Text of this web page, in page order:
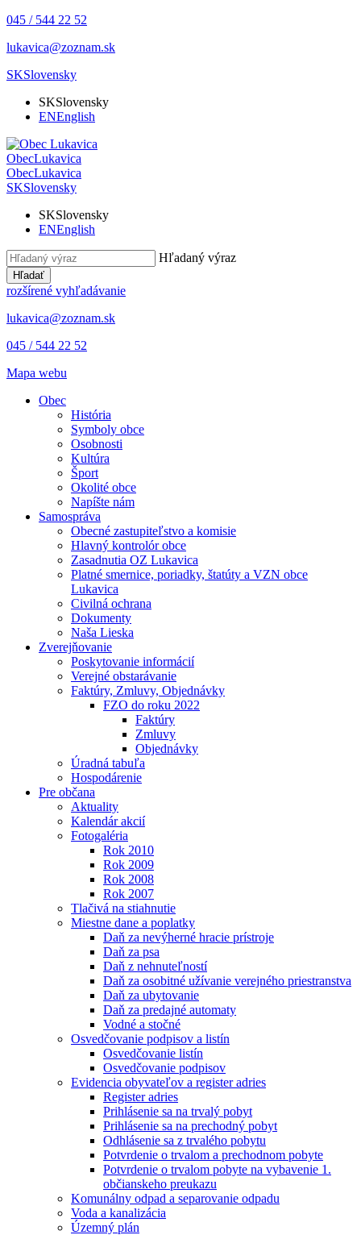
045 / 544 22 52
lukavica@zoznam.sk
SKSlovensky
SKSlovensky
ENEnglish
ObecLukavica
ObecLukavica
SKSlovensky
SKSlovensky
ENEnglish
Hľadaný výraz
Hľadať
rozšírené vyhľadávanie
lukavica@zoznam.sk
045 / 544 22 52
Mapa webu
Obec
História
Symboly obce
Osobnosti
Kultúra
Šport
Okolité obce
Napíšte nám
Samospráva
Obecné zastupiteľstvo a komisie
Hlavný kontrolór obce
Zasadnutia OZ Lukavica
Platné smernice, poriadky, štatúty a VZN obce
Lukavica
Civilná ochrana
Dokumenty
Naša Lieska
Zverejňovanie
Poskytovanie informácií
Verejné obstarávanie
Faktúry, Zmluvy, Objednávky
FZO do roku 2022
Faktúry
Zmluvy
Objednávky
Úradná tabuľa
Hospodárenie
Pre občana
Aktuality
Kalendár akcií
Fotogaléria
Rok 2010
Rok 2009
Rok 2008
Rok 2007
Tlačivá na stiahnutie
Miestne dane a poplatky
Daň za nevýherné hracie prístroje
Daň za psa
Daň z nehnuteľností
Daň za osobitné užívanie verejného priestranstva
Daň za ubytovanie
Daň za predajné automaty
Vodné a stočné
Osvedčovanie podpisov a listín
Osvedčovanie listín
Osvedčovanie podpisov
Evidencia obyvateľov a register adries
Register adries
Prihlásenie sa na trvalý pobyt
Prihlásenie sa na prechodný pobyt
Odhlásenie sa z trvalého pobytu
Potvrdenie o trvalom a prechodnom pobyte
Potvrdenie o trvalom pobyte na vybavenie 1.
občianskeho preukazu
Komunálny odpad a separovanie odpadu
Voda a kanalizácia
Územný plán